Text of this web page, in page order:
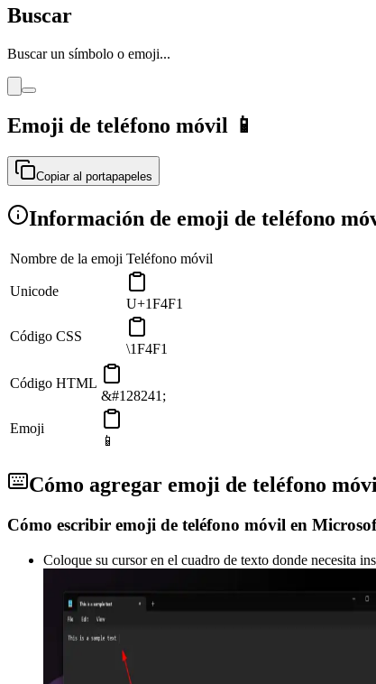
Buscar
Buscar un símbolo o emoji...
Emoji de teléfono móvil 📱
Copiar al portapapeles
Información de emoji de teléfono
Nombre de la emoji Teléfono móvil
Unicode
U+1F4F1
Código CSS
\1F4F1
Código HTML
&#128241;
Emoji
📱
Cómo agregar emoji de teléfono
Cómo escribir emoji de teléfono móvil en
Coloque su cursor en el cuadro de texto donde necesita